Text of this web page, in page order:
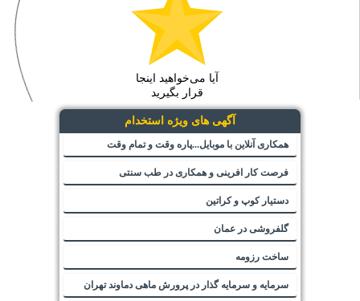
آیا می‌خواهید اینجا
قرار بگیرید
آگهی های ویژه استخدام
همکاری آنلاین با موبایل...پاره وقت و تمام وقت
فرصت کار افرینی و همکاری در طب سنتی
دستیار کوپ و کراتین
گلفروشی در عمان
ساخت رزومه
سرمایه و سرمایه گذار در پرورش ماهی دماوند تهران